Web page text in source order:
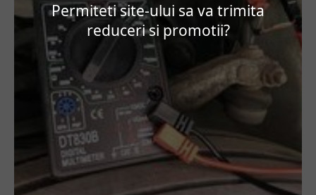
Permiteti site-ului sa va trimita
reduceri si promotii?